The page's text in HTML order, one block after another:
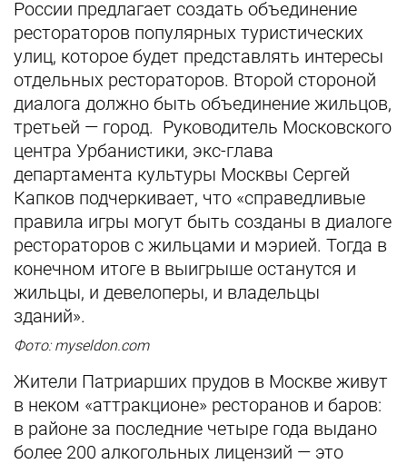
России предлагает создать объединение
рестораторов популярных туристических
улиц, которое будет представлять интересы
отдельных рестораторов. Второй стороной
диалога должно быть объединение жильцов,
третьей — город. Руководитель Московского
центра Урбанистики, экс-глава
департамента культуры Москвы Сергей
Капков подчеркивает, что «справедливые
правила игры могут быть созданы в диалоге
рестораторов с жильцами и мэрией. Тогда в
конечном итоге в выигрыше останутся и
жильцы, и девелоперы, и владельцы
зданий».
Фото: myseldon.com
Жители Патриарших прудов в Москве живут
в неком «аттракционе» ресторанов и баров:
в районе за последние четыре года выдано
более 200 алкогольных лицензий — это